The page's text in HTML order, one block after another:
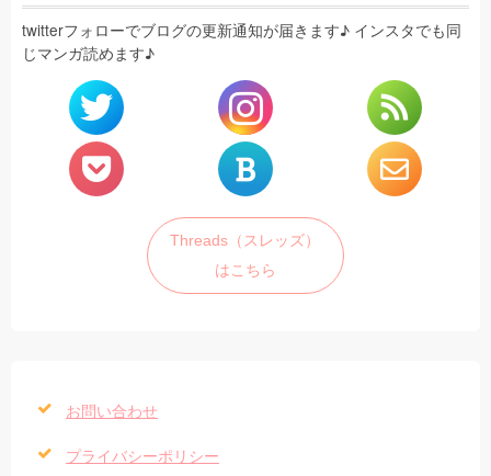
twitterフォローでブログの更新通知が届きます♪ インスタでも同
じマンガ読めます♪
Threads（スレッズ）
はこちら
お問い合わせ
プライバシーポリシー